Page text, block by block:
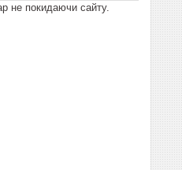
не покидаючи сайту.